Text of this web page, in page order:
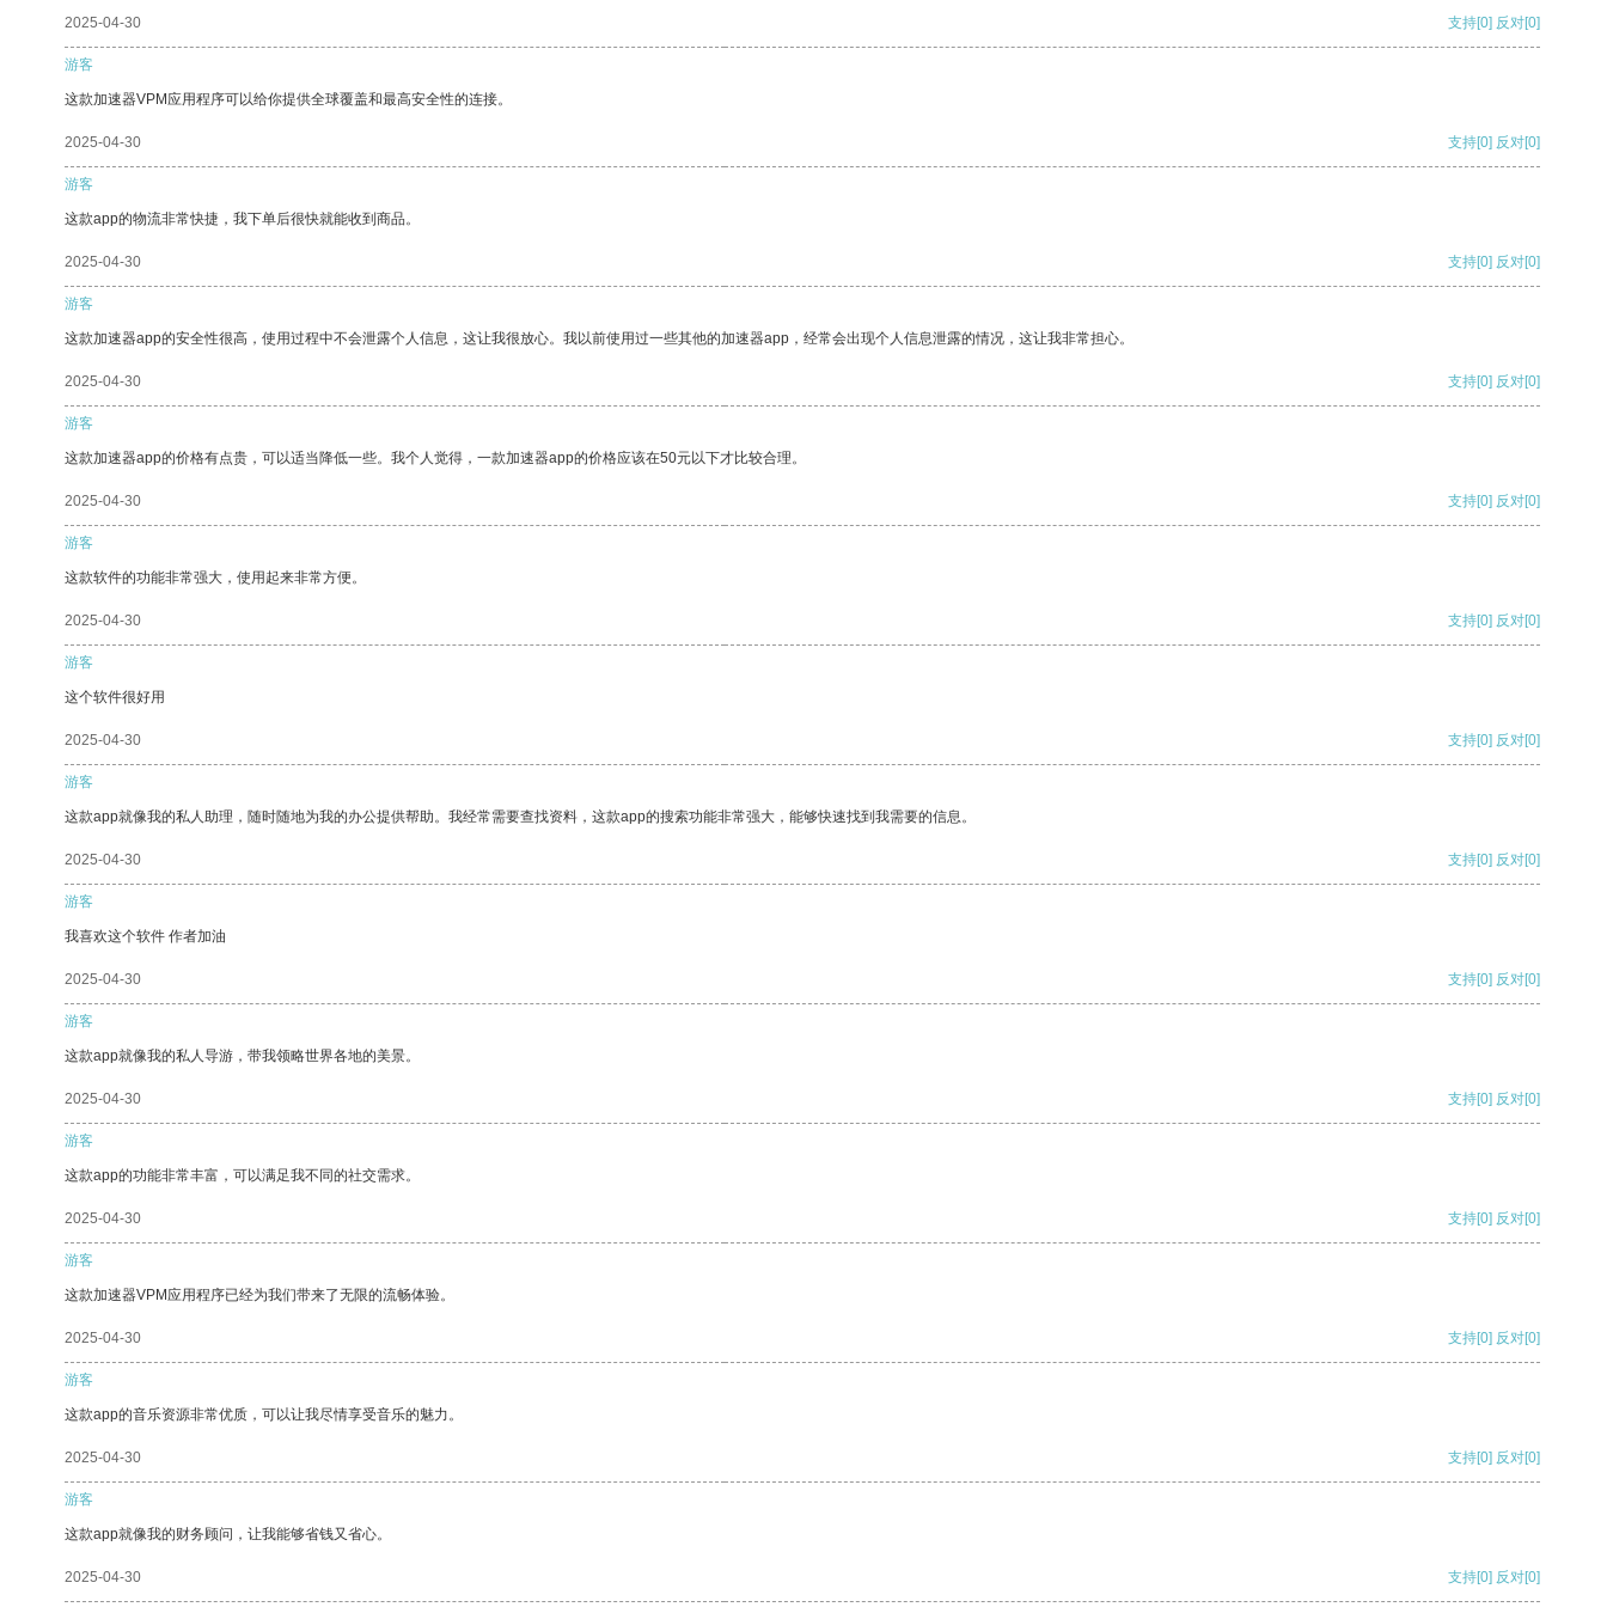
2025-04-30 支持[0] 反对[0]
游客
这款加速器VPM应用程序可以给你提供全球覆盖和最高安全性的连接。
2025-04-30 支持[0] 反对[0]
游客
这款app的物流非常快捷，我下单后很快就能收到商品。
2025-04-30 支持[0] 反对[0]
游客
这款加速器app的安全性很高，使用过程中不会泄露个人信息，这让我很放心。我以前使用过一些其他的加速器app，经常会出现个人信息泄露的情况，这让我非常担心。
2025-04-30 支持[0] 反对[0]
游客
这款加速器app的价格有点贵，可以适当降低一些。我个人觉得，一款加速器app的价格应该在50元以下才比较合理。
2025-04-30 支持[0] 反对[0]
游客
这款软件的功能非常强大，使用起来非常方便。
2025-04-30 支持[0] 反对[0]
游客
这个软件很好用
2025-04-30 支持[0] 反对[0]
游客
这款app就像我的私人助理，随时随地为我的办公提供帮助。我经常需要查找资料，这款app的搜索功能非常强大，能够快速找到我需要的信息。
2025-04-30 支持[0] 反对[0]
游客
我喜欢这个软件 作者加油
2025-04-30 支持[0] 反对[0]
游客
这款app就像我的私人导游，带我领略世界各地的美景。
2025-04-30 支持[0] 反对[0]
游客
这款app的功能非常丰富，可以满足我不同的社交需求。
2025-04-30 支持[0] 反对[0]
游客
这款加速器VPM应用程序已经为我们带来了无限的流畅体验。
2025-04-30 支持[0] 反对[0]
游客
这款app的音乐资源非常优质，可以让我尽情享受音乐的魅力。
2025-04-30 支持[0] 反对[0]
游客
这款app就像我的财务顾问，让我能够省钱又省心。
2025-04-30 支持[0] 反对[0]